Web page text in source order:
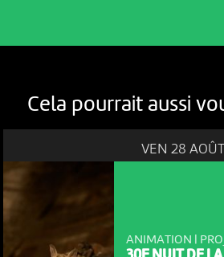
Cela pourrait aussi
VEN 28 AOÛT
ANIMATION |